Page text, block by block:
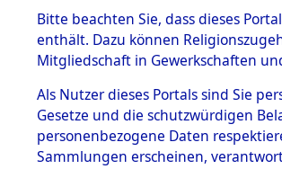
BESTÄNDE
1.
mente
5. Verschiedenes
5.3
Todesmärsche
Bitte beachten Sie, dass dieses
enthält. Dazu können
Mitgliedschaft in Gewerkschaften
Als Nutzer dieses Portals sind Sie
Gesetze und die schutzwürdigen
personenbezogene Daten
Sammlungen erscheinen,